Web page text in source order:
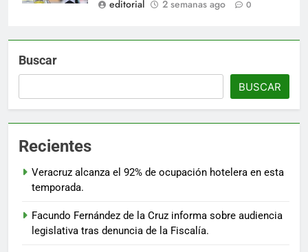
editorial
2 semanas ago 0
Buscar
BUSCAR
Recientes
Veracruz alcanza el 92% de ocupación hotelera en esta
temporada.
Facundo Fernández de la Cruz informa sobre audiencia
legislativa tras denuncia de la Fiscalía.